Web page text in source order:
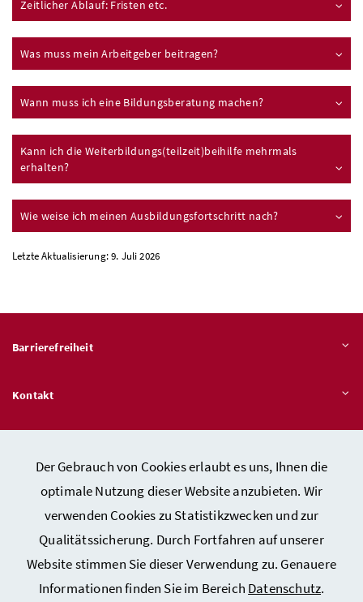
Der Gebrauch von Cookies erlaubt es uns, Ihnen die
optimale Nutzung dieser Website anzubieten. Wir
verwenden Cookies zu Statistikzwecken und zur
Qualitätssicherung. Durch Fortfahren auf unserer
Website stimmen Sie dieser Verwendung zu. Genauere
Informationen finden Sie im Bereich Datenschutz.
Zeitlicher Ablauf: Fristen etc.
Was muss mein Arbeitgeber beitragen?
Wann muss ich eine Bildungsberatung machen?
Kann ich die Weiterbildungs(teilzeit)beihilfe mehrmals
erhalten?
Wie weise ich meinen Ausbildungsfortschritt nach?
Letzte Aktualisierung: 9. Juli 2026
Barrierefreiheit
Kontakt
Hinweisgeber:innen – Stelle für Rechtsverletzungen